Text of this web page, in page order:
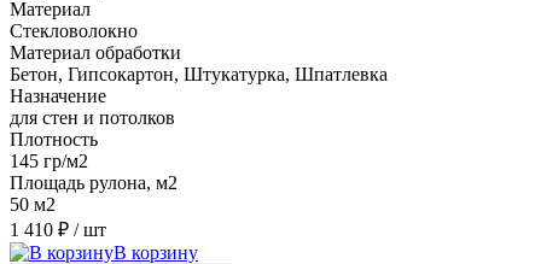
Материал
Стекловолокно
Материал обработки
Бетон, Гипсокартон, Штукатурка, Шпатлевка
Назначение
для стен и потолков
Плотность
145 гр/м2
Площадь рулона, м2
50 м2
1 410 ₽ / шт
В корзину